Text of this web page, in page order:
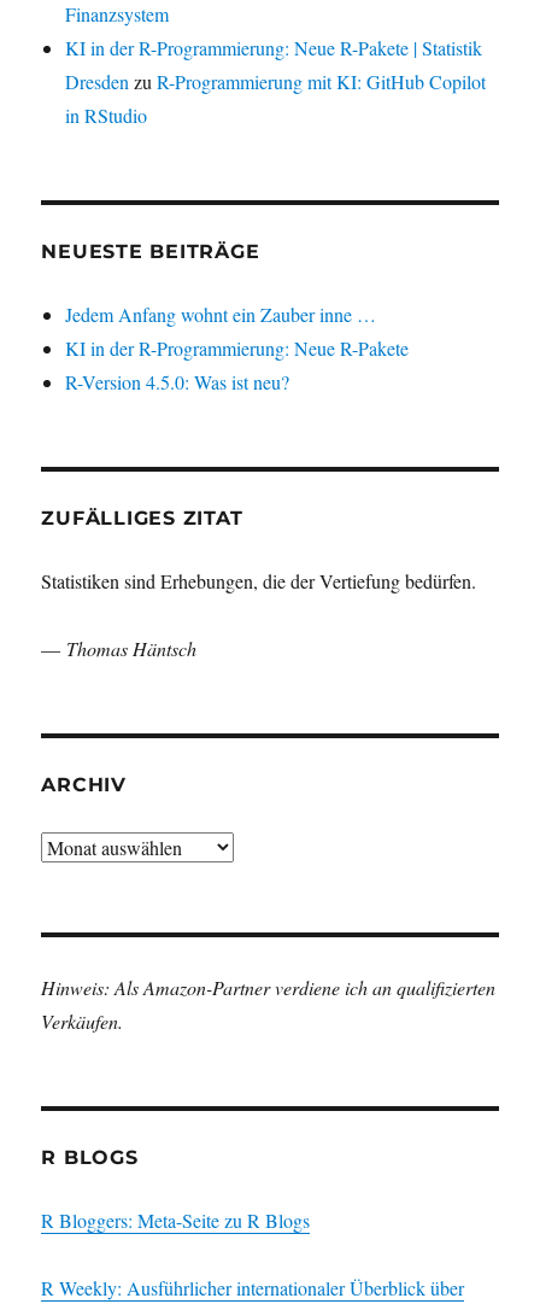
Finanzsystem
KI in der R-Programmierung: Neue R-Pakete | Statistik
DresdenzuR-Programmierung mit KI: GitHub Copilot
in RStudio
NEUESTE BEITRÄGE
Jedem Anfang wohnt ein Zauber inne …
KI in der R-Programmierung: Neue R-Pakete
R-Version 4.5.0: Was ist neu?
ZUFÄLLIGES ZITAT
Statistiken sind Erhebungen, die der Vertiefung bedürfen.
— Thomas Häntsch
ARCHIV
Archiv
Hinweis: Als Amazon-Partner verdiene ich an qualifizierten
Verkäufen.
R BLOGS
R Bloggers: Meta-Seite zu R Blogs
R Weekly: Ausführlicher internationaler Überblick über